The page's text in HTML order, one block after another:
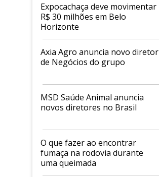
Expocachaça deve movimentar
R$ 30 milhões em Belo
Horizonte
Axia Agro anuncia novo diretor
de Negócios do grupo
MSD Saúde Animal anuncia
novos diretores no Brasil
O que fazer ao encontrar
fumaça na rodovia durante
uma queimada